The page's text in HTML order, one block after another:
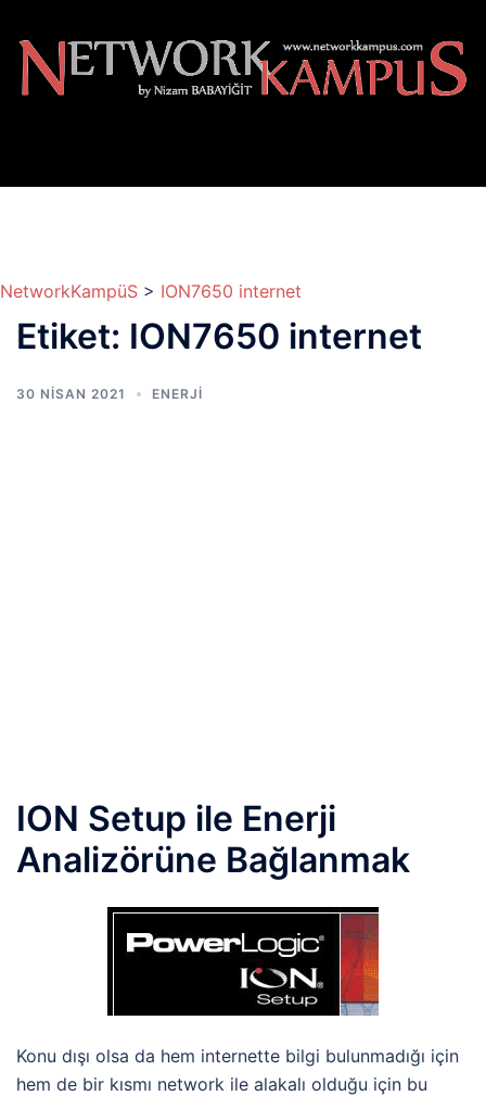
atla
NetworkKampüS > ION7650 internet
Etiket: ION7650 internet
30 NISAN 2021 ENERJİ
ION Setup ile Enerji
Analizörüne Bağlanmak
Konu dışı olsa da hem internette bilgi bulunmadığı için
hem de bir kısmı network ile alakalı olduğu için bu